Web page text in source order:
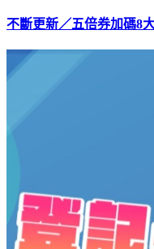
不斷更新／五倍券加碼8